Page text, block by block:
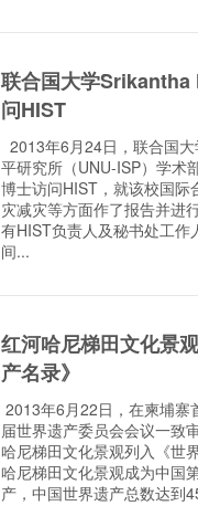
联合国大学Srikantha
问HIST
2013年6月24日，联合国
平研究所（UNU-ISP）学术
博士访问HIST，就该校国际
灾减灾等方面作了报告并进
有HIST负责人及秘书处工作
间...
红河哈尼梯田文化景
产名录》
2013年6月22日，在柬埔寨
届世界遗产委员会会议一致
哈尼梯田文化景观列入《世
哈尼梯田文化景观成为中国
产，中国世界遗产总数达到